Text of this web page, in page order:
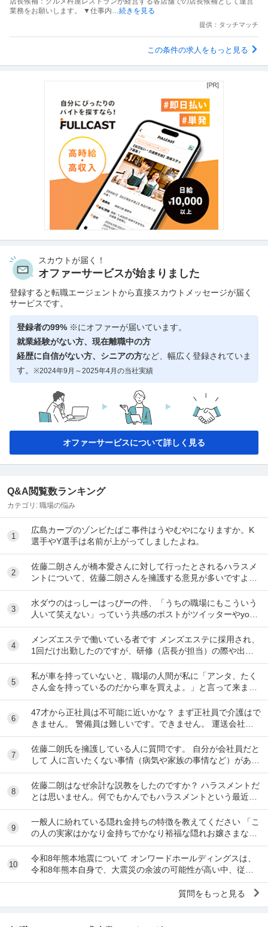
業務をお願いします。 ▼仕事内 …続きを見る
提供：タッチマッチ
この条件の求人をもっと見る
スカウトが届く！
オファーサービスが始まりました
登録すると転職エージェントから直接スカウトメッセージが届く
サービスです。
登録者の99% ※にオファーが届いています。
就業経験がない方、現在離職中の方
経歴に自信がない方、シニアの方など、幅広く登録されていま
す。 ※2024年9月～2025年4月の当社実績
オファーサービスについて詳しく見る
Q&A閲覧数ランキング
カテゴリ: 職場の悩み
1
広島カープのゾンビたばこ事件はうやむやになりますか。K
選手やY選手は名前が上がってしましたよね。
2
佐藤二朗さんが橋本愛さんに対して行ったとされるハラスメ
ントについて、佐藤二朗さんを擁護する意見が多いですよ
ね。 これは極端に言えば、 「ハラスメントでは...
3
水ダウのはっしーはっぴーの件、「うちの職場にもこういう
人いて笑えない」っていう共感のポストがツイッターやyout
ubeのコメント欄に多すぎてそっちに驚いて...
4
メンズエステで働いている者です メンズエステに採用され、
1回だけ出勤したのですが、研修（店長が担当）の際や出勤
時に「元々デリをやっていたなら」という理由で...
5
私が車を持っていないと、職場の人間が私に「アンタ、たく
さん金を持っているのだから車を買えよ。」と言って来ま
す。 でも なんで しんどい思いをして働いた金で...
6
47才から正社員は不可能に近いかな？ まず正社員で介護はで
きません。 警備員は難しいです。できません。 運送会社の
運転手は無理です。できません 過去にうつ...
7
佐藤二朗氏を擁護している人に質問です。 自分が会社員だと
して 人に言いたくない事情（病気や家族の事情など）があ
り、上司や総務等に相談した結果、仕事内容を...
8
佐藤二朗はなぜ余計な説教をしたのですか？ ハラスメントだ
とは思いません。何でもかんでもハラスメントという最近の
風潮に反対です。ただ、橋本愛からすれば良い気...
9
一般人に紛れている隠れ金持ちの特徴を教えてください 「こ
の人の実家はかなり金持ちでかなり裕福な隠れお嬢さまなん
だな」とわかる特徴を教えてください 私の...
10
令和8年熊本地震について オンワードホールディングスは、
令和8年熊本自身で、大震災の余波の可能性が高い中、従業
員に売上金の確保（金庫への預け入れ）を優先さ...
質問をもっと見る